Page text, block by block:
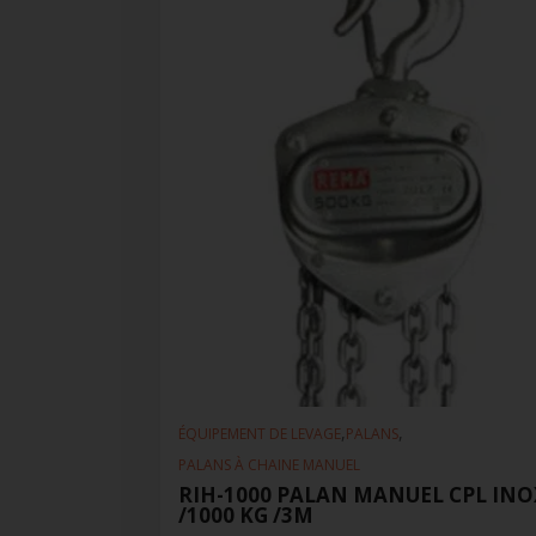
ÉQUIPEMENT DE LEVAGE,PALANS,
PALANS À CHAINE MANUEL
RIH-1000 PALAN MANUEL CPL
/1000 KG /3M